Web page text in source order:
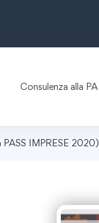
Consulenza alla PA
IMPRESE 2020)